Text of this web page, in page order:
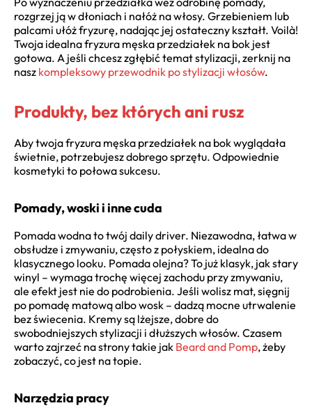
rozgrzej ją w dłoniach i nałóż na włosy. Grzebieniem lub
palcami ułóż fryzurę, nadając jej ostateczny kształt. Voilà!
Twoja idealna fryzura męska przedziałek na bok jest
gotowa. A jeśli chcesz zgłębić temat stylizacji, zerknij na
nasz kompleksowy przewodnik po stylizacji włosów.
Produkty, bez których ani rusz
Aby twoja fryzura męska przedziałek na bok wyglądała
świetnie, potrzebujesz dobrego sprzętu. Odpowiednie
kosmetyki to połowa sukcesu.
Pomady, woski i inne cuda
Pomada wodna to twój daily driver. Niezawodna, łatwa w
obsłudze i zmywaniu, często z połyskiem, idealna do
klasycznego looku. Pomada olejna? To już klasyk, jak stary
winyl – wymaga trochę więcej zachodu przy zmywaniu,
ale efekt jest nie do podrobienia. Jeśli wolisz mat, sięgnij
po pomadę matową albo wosk – dadzą mocne utrwalenie
bez świecenia. Kremy są lżejsze, dobre do
swobodniejszych stylizacji i dłuższych włosów. Czasem
warto zajrzeć na strony takie jak Beard and Pomp, żeby
zobaczyć, co jest na topie.
Narzędzia pracy